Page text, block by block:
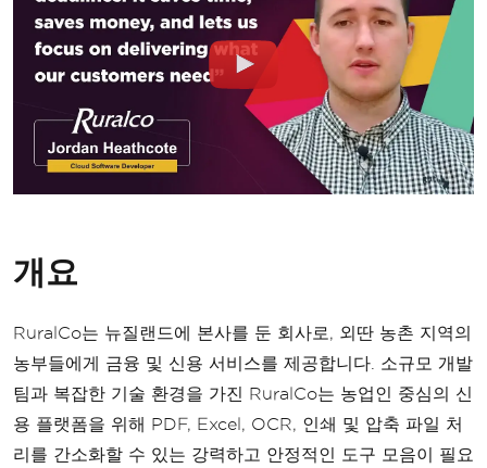
개요
RuralCo는 뉴질랜드에 본사를 둔 회사로, 외딴 농촌 지역의
농부들에게 금융 및 신용 서비스를 제공합니다. 소규모 개발
팀과 복잡한 기술 환경을 가진 RuralCo는 농업인 중심의 신
용 플랫폼을 위해 PDF, Excel, OCR, 인쇄 및 압축 파일 처
리를 간소화할 수 있는 강력하고 안정적인 도구 모음이 필요